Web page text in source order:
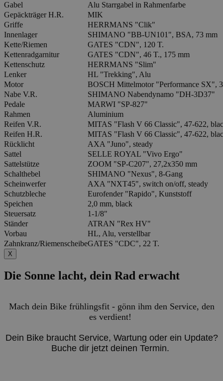
Gabel
Alu Starrgabel in Rahmenfarbe
Gepäckträger H.R.
MIK
Griffe
HERRMANS "Clik"
Innenlager
SHIMANO "BB-UN101", BSA, 73 mm
Kette/Riemen
GATES "CDN", 120 T.
Kettenradgarnitur
GATES "CDN", 46 T., 175 mm
Kettenschutz
HERRMANS "Slim"
Lenker
HL "Trekking", Alu
Motor
BOSCH Mittelmotor "Performance SX",
Nabe V.R.
SHIMANO Nabendynamo "DH-3D37"
Pedale
MARWI "SP-827"
Rahmen
Aluminium
Reifen V.R.
MITAS "Flash V 66 Classic", 47-622,
Reifen H.R.
MITAS "Flash V 66 Classic", 47-622,
Rücklicht
AXA "Juno", steady
Sattel
SELLE ROYAL "Vivo Ergo"
Sattelstütze
ZOOM "SP-C207", 27,2x350 mm
Schalthebel
SHIMANO "Nexus", 8-Gang
Scheinwerfer
AXA "NXT45", switch on/off, steady
Schutzbleche
Eurofender "Rapido", Kunststoff
Speichen
2,0 mm, black
Steuersatz
1-1/8"
Ständer
ATRAN "Rex HV"
Vorbau
HL, Alu, verstellbar
Zahnkranz/RiemenscheibeGATES "CDC", 22 T.
X
Die Sonne lacht, dein Rad erwacht
Mach dein Bike frühlingsfit - gönn ihm den Service, den
es verdient!
Dein Bike braucht Service, Wartung oder ein Update?
Buche dir jetzt deinen Termin.